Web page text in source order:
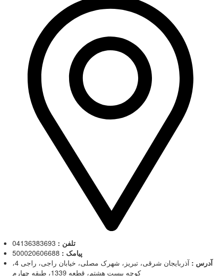
تلفن :
پیامک :
آدرس :
آذربایجان شرقی، تبریز، شهرک مصلی، خیابان راجی، راجی 4،
کوچه بیست هشتم، قطعه 1339، طبقه چهارم